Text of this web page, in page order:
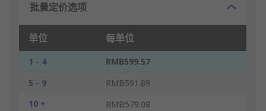
批量定价选项
单位 每单位
1 - 4
RMB599.57
5 - 9
RMB591.89
10 +
RMB579.08